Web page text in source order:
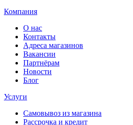
Компания
О нас
Контакты
Адреса магазинов
Вакансии
Партнёрам
Новости
Блог
Услуги
Самовывоз из магазина
Рассрочка и кредит